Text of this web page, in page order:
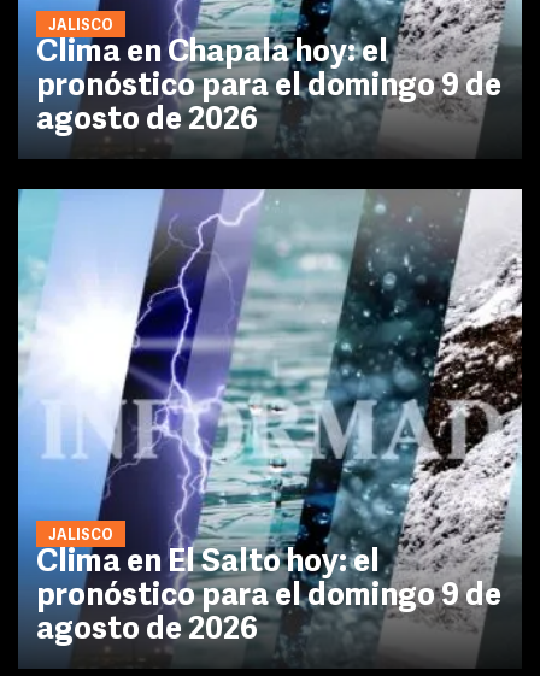
JALISCO
Clima en Chapala hoy: el
pronóstico para el domingo 9 de
agosto de 2026
JALISCO
Clima en El Salto hoy: el
pronóstico para el domingo 9 de
agosto de 2026